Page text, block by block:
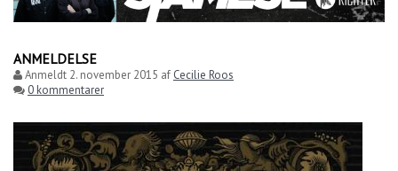
ANMELDELSE
Anmeldt 2. november 2015 af Cecilie Roos
0 kommentarer